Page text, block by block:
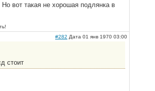
вот такая не хорошая подлянка в
#282 Дата 01 янв 1970 03:00
стоит